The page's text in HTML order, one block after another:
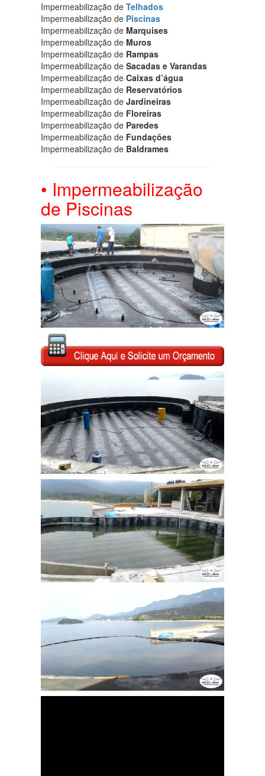
Impermeabilização de Telhados
Impermeabilização de Piscinas
Impermeabilização de Marquises
Impermeabilização de Muros
Impermeabilização de Rampas
Impermeabilização de Sacadas e Varandas
Impermeabilização de Caixas d’água
Impermeabilização de Reservatórios
Impermeabilização de Jardineiras
Impermeabilização de Floreiras
Impermeabilização de Paredes
Impermeabilização de Fundações
Impermeabilização de Baldrames
• Impermeabilização
de Piscinas